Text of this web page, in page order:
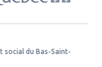
social du Bas-Saint-